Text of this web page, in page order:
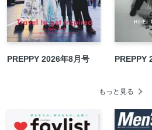
さまも、美容師にもうれしい技
レイヤー」講座 細田真吾（COA）
バトル 56代目キング 安田泰斗
（MIMU DE HOMME）／
PREPPY 2026年8月号 PREPPY
もっと見る